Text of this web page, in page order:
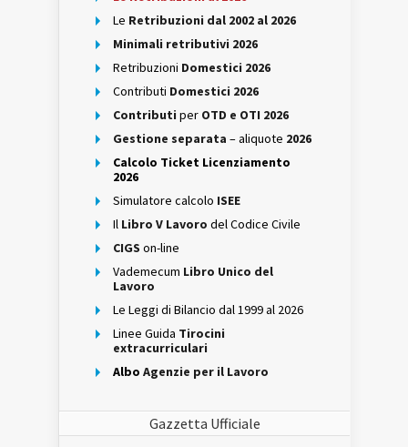
Le Retribuzioni dal 2002 al 2026
Minimali retributivi 2026
Retribuzioni Domestici 2026
Contributi Domestici 2026
Contributi per OTD e OTI 2026
Gestione separata – aliquote 2026
Calcolo Ticket Licenziamento
2026
Simulatore calcolo ISEE
Il Libro V Lavoro del Codice Civile
CIGS on-line
Vademecum Libro Unico del
Lavoro
Le Leggi di Bilancio dal 1999 al 2026
Linee Guida Tirocini
extracurriculari
Albo Agenzie per il Lavoro
Gazzetta Ufficiale